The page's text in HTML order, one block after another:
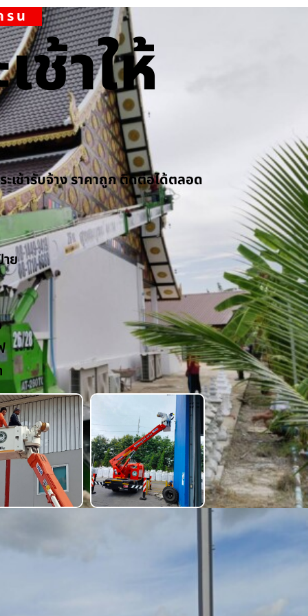
น
ช้าให้
ะเช้ารับจ้าง ราคาถูก ติดต่อได้ตลอด
ย